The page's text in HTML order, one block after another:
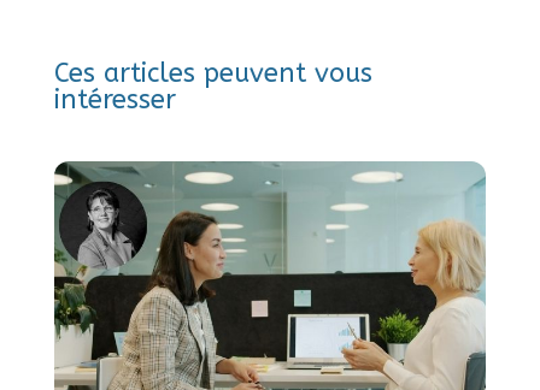
Ces articles peuvent vous
intéresser